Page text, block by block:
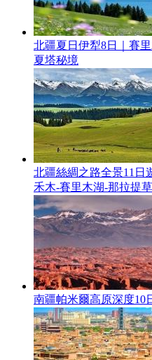
北疆夏日伊犁8日｜賽
夏塔秘境
北疆絲綢之路全景11日
禾木-賽里木湖-那拉提
南疆帕米爾高原深度10